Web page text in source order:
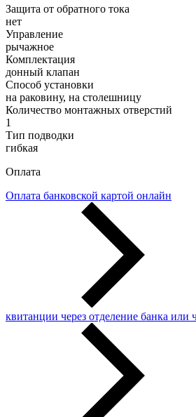
Защита от обратного тока
нет
Управление
рычажное
Комплектация
донный клапан
Способ установки
на раковину, на столешницу
Количество монтажных отверстий
1
Тип подводки
гибкая
Оплата
Оплата банковской картой онлайн
квитанции через отделение банка или